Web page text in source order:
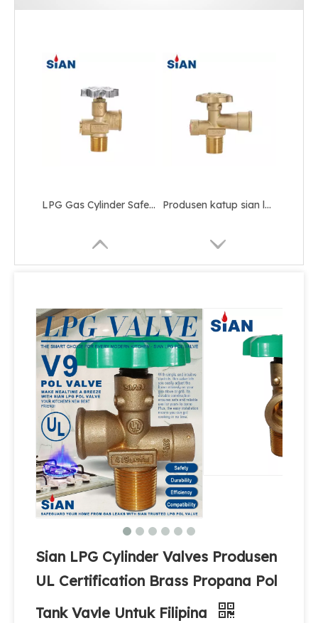
LPG Gas Cylinder Safety LPG Pol Valve untuk Meksiko Produsen katup sian lpg silinder keselamatan katup POL brass-v6
Katup fase cair sian-katup penarikan cairan LPG keamanan tinggi
Sian LPG Cylinder Valves Produsen
UL Certification Brass Propana Pol
Tank Vavle Untuk Filipina